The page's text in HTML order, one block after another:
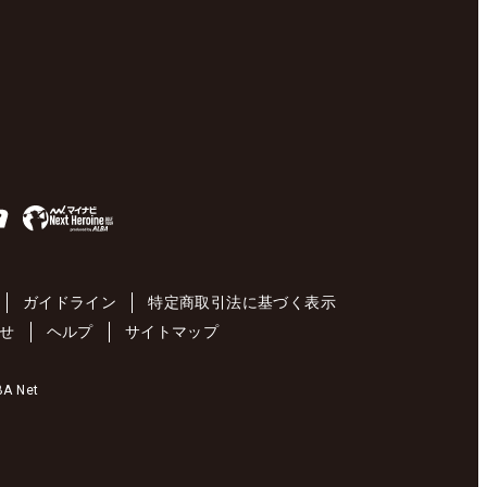
ガイドライン
特定商取引法に基づく表示
ヘルプ サイトマップ
Net